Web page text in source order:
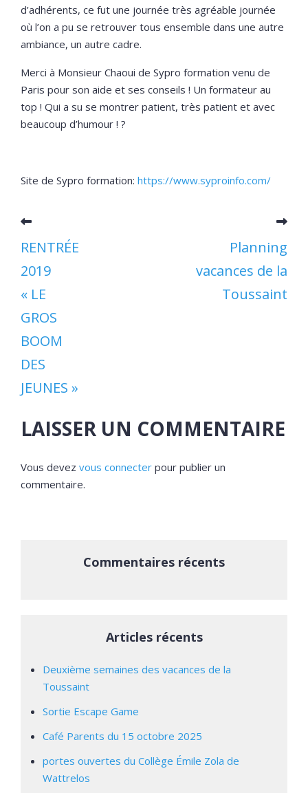
d’adhérents, ce fut une journée très agréable journée
où l’on a pu se retrouver tous ensemble dans une autre
ambiance, un autre cadre.
Merci à Monsieur Chaoui de Sypro formation venu de
Paris pour son aide et ses conseils ! Un formateur au
top ! Qui a su se montrer patient, très patient et avec
beaucoup d’humour ! ?
Site de Sypro formation: https://www.syproinfo.com/
RENTRÉE
2019
« LE
GROS
BOOM
DES
JEUNES »
Planning
vacances de la
Toussaint
LAISSER UN COMMENTAIRE
Vous devez vous connecter pour publier un
commentaire.
Commentaires récents
Articles récents
Deuxième semaines des vacances de la
Toussaint
Sortie Escape Game
Café Parents du 15 octobre 2025
portes ouvertes du Collège Émile Zola de
Wattrelos